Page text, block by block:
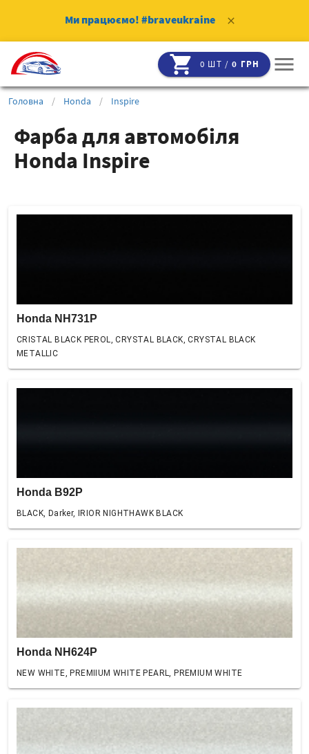
Ми працюємо! #braveukraine clear
shopping_cart 0 ШТ /0 ГРН menu
Головна / Honda / Inspire
Фарба для автомобіля
Honda Inspire
Honda NH731P
CRISTAL BLACK PEROL, CRYSTAL BLACK, CRYSTAL BLACK
METALLIC
Honda B92P
BLACK, Darker, IRIOR NIGHTHAWK BLACK
Honda NH624P
NEW WHITE, PREMIIUM WHITE PEARL, PREMIUM WHITE